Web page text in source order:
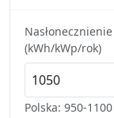
Nasłonecznienie
(kWh/kWp/rok)
Polska: 950-1100